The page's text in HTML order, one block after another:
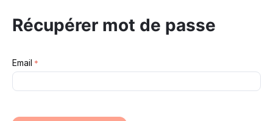
Récupérer mot de passe
Email